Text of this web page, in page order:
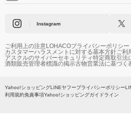
Instagram
ご利用上の注意LOHACOプライバシーポリシー
カスタマーハラスメントに対する基本方針ご利
アスクルのサイバーセキュリティ特定商取引法
酒類販売管理者標識の掲示古物営業法に基づく
Yahoo!ショッピングLINEヤフープライバシーポリシー
利用規約免責事項Yahoo!ショッピングガイドライン